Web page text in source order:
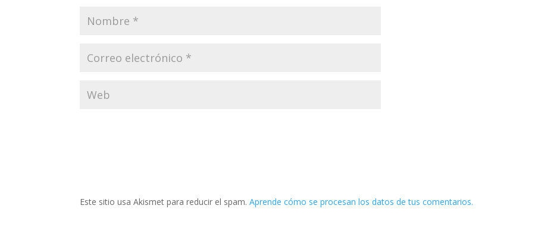
Este sitio usa Akismet para reducir el spam.Aprende cómo se procesan los datos de tus comentarios.